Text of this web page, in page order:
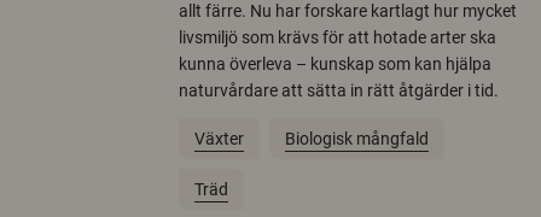
allt färre. Nu har forskare kartlagt hur mycket
livsmiljö som krävs för att hotade arter ska
kunna överleva – kunskap som kan hjälpa
naturvårdare att sätta in rätt åtgärder i tid.
Växter Biologisk mångfald
Träd